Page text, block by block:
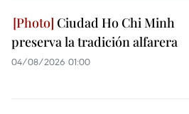
Ciudad Ho Chi Minh
preserva la tradición alfarera
04/08/2026 01:00